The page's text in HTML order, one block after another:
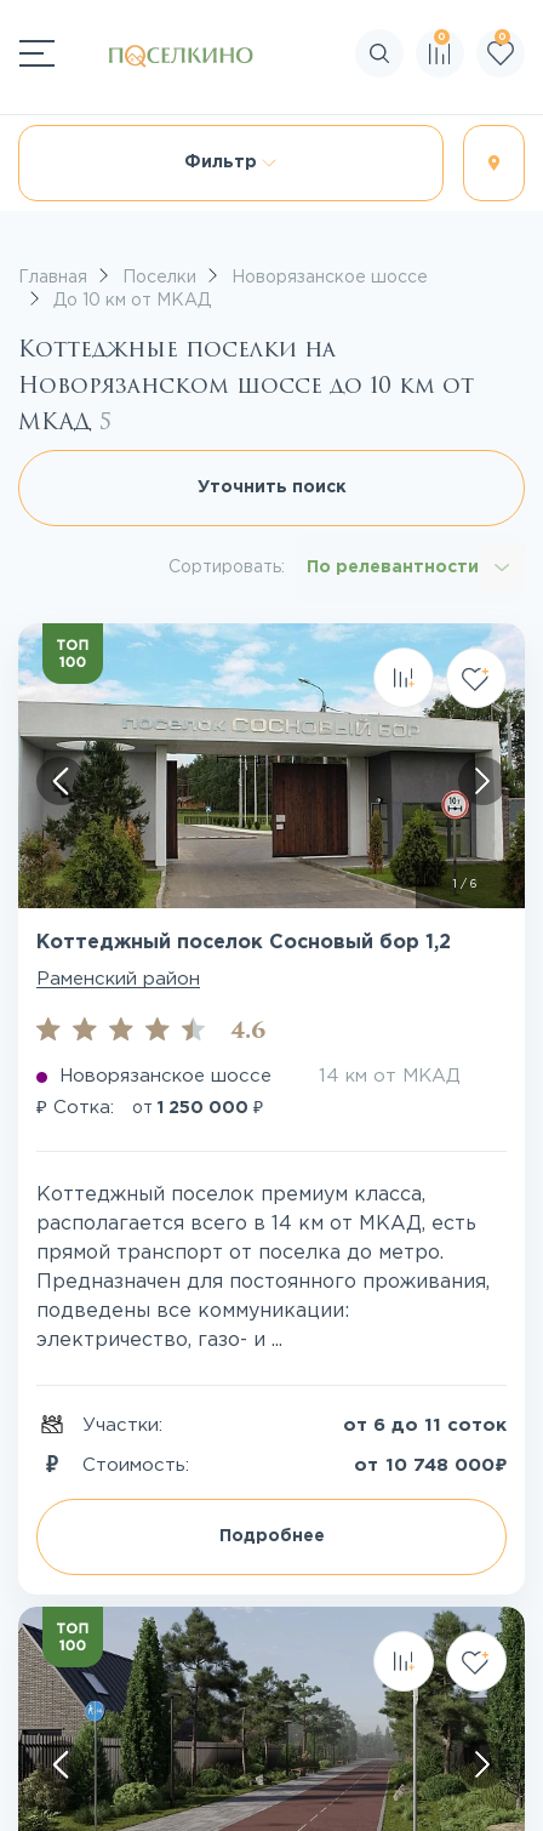
Поиск по сайту
0 0
Фильтр
Главная Поселки
Новорязанское шоссе
До 10 км от МКАД
Коттеджные поселки на
Новорязанском шоссе до 10 км от
МКАД 5
Уточнить поиск
Сортировать: По релевантности
/ 6
Коттеджный поселок Сосновый бор 1,2
Раменский район
4.6
Новорязанское шоссе 14 км от МКАД
₽ Сотка: от 1 250 000 ₽
Коттеджный поселок премиум класса,
располагается всего в 14 км от МКАД, есть
прямой транспорт от поселка до метро.
Предназначен для постоянного проживания,
подведены все коммуникации:
электричество, газо- и ...
Участки: от 6 до 11 соток
Стоимость: от 10 748 000₽
Подробнее